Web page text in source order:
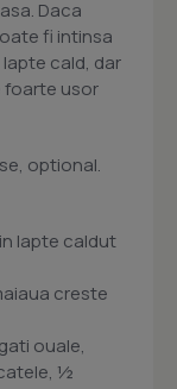
Daca
fi intinsa
cald, dar
foarte usor
optional.
lapte caldut
creste
ouale,
½